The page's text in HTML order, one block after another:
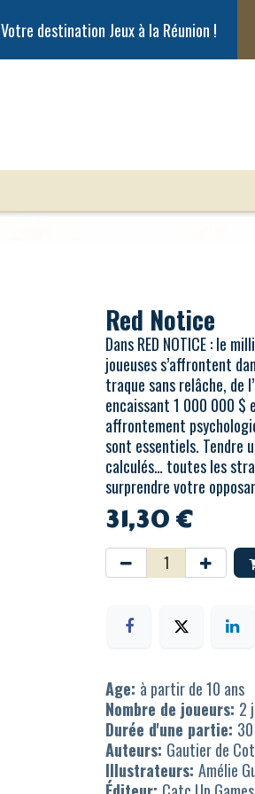
Votre destination Jeux à la Réunion !
Red Notice
Dans RED NOTICE : le
joueuses s’affrontent
traque sans relâche, de
encaissant 1 000 000 $
affrontement
sont essentiels. Tendre
calculés… toutes les
surprendre votre
31,30€
Age: à partir de 10 ans
Nombre de joueurs: 2
Durée d'une partie:
Auteurs: Gautier de
Illustrateurs: Amélie